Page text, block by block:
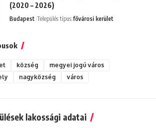
(2020 – 2026)
Budapest Település típus:fővárosi kerület
község
megyei jogú város
nagyközség város
lakossági adatai